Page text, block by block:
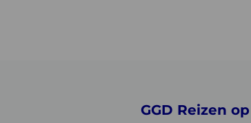
GGD Reizen